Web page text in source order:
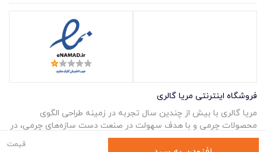
قیمت
فروشگاه اینترنتی مریا گالری
مریا گالری با بیش از چندین سال تجربه در زمینه طراحی الگوی
محصولات چرمی و با هدف سهولت در صنعت دست سازه‌های چرمی، در
قالبی نو پا به عرصه نهاد. در مَریا گالری می‌توانید همه آنچه مرتبط با